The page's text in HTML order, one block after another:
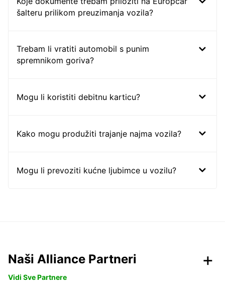
šalteru prilikom preuzimanja vozila?
Trebam li vratiti automobil s punim
spremnikom goriva?
Mogu li koristiti debitnu karticu?
Kako mogu produžiti trajanje najma vozila?
Mogu li prevoziti kućne ljubimce u vozilu?
Naši Alliance Partneri
Vidi Sve Partnere